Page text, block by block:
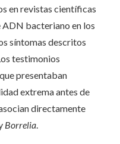
en revistas científicas
ADN bacteriano en los
síntomas descritos
testimonios
presentaban
extrema antes de
directamente
Borrelia.